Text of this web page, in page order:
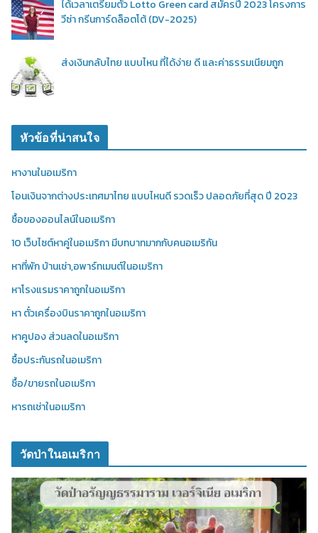
ได้เวลาเตรียมตัว Lotto Green card สมัครปี 2023 โครงการ
วีซ่า กรีนการ์ดล็อตโต้ (DV-2025)
ส่งเงินกลับไทย แบบไหน ที่ได้ง่าย ดี และค่าธรรมเนียมถูก
หัวข้อที่น่าสนใจ
หางานในอเมริกา
โอนเงินจากต่างประเทศมาไทย แบบไหนดี รวดเร็ว ปลอดภัยที่สุด ปี 2023
ซื้อของออนไลน์ในอเมริกา
10 เว็บไซต์หาคู่ในอเมริกา มีบทบาทมากกับคนอเมริกัน
หาที่พัก บ้านเช่า,อพาร์ทเมนต์ในอเมริกา
หาโรงแรมราคาถูกในอเมริกา
หา ตั๋วเครื่องบินราคาถูกในอเมริกา
หาคูปอง ส่วนลดในอเมริกา
ซื้อประกันรถในอเมริกา
ซื้อ/ขายรถในอเมริกา
หารถเช่าในอเมริกา
วัดป่าในอเมริกา